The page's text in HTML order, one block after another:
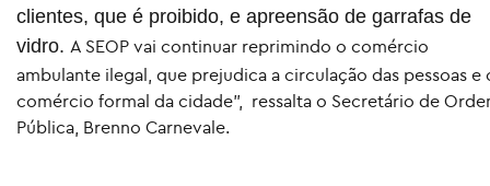
clientes, que é proibido, e apreensão de garrafas de
vidro. A SEOP vai continuar reprimindo o comércio
ambulante ilegal, que prejudica a circulação das pessoas e
comércio formal da cidade”, ressalta o Secretário de
Pública, Brenno Carnevale.